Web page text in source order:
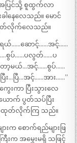
အပြင်သို့ စူထွက်လာ
ါနေလေသည်။ မောင်
ထုတ်လိုက်လေသည်။
ရယ်……ဆောင့်……အင့်……
……စွပ်……ပလွတ်……ပ
ော့မယ်…အင့်……စွပ်……
…ပြီ…အင့်……အား……”
းကာ ပြီးသွားလေ
ောက် ပွတ်သပ်ပြီး
ဆွဲထုတ်လိုက်ကြ သည်။
းက စောက်ရည်များဖြ
ြီးက အမွှေးမရှိ သဖြင့်